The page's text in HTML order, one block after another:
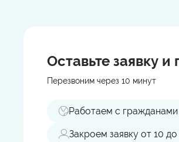
Оставьте заявку и
Перезвоним через 10 минут
Работаем с
Закроем заявку от 10